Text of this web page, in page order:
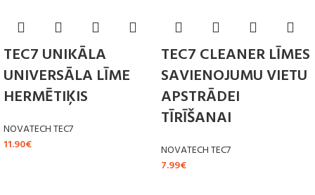
TEC7 UNIKĀLA
UNIVERSĀLA LĪME
HERMĒTIĶIS
NOVATECH TEC7
11.90€
TEC7 CLEANER LĪMES
SAVIENOJUMU VIETU
APSTRĀDEI
TĪRĪŠANAI
NOVATECH TEC7
7.99€